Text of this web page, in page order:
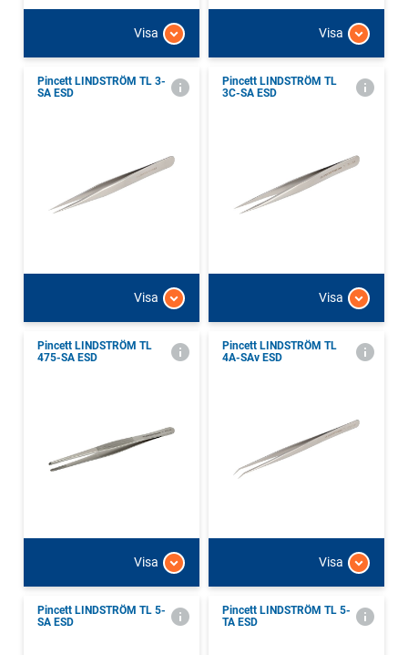
Visa Visa
Pincett LINDSTRÖM TL 3-
SA ESD
Visa
Pincett LINDSTRÖM TL
3C-SA ESD
Visa
Pincett LINDSTRÖM TL
475-SA ESD
Visa
Pincett LINDSTRÖM TL
4A-SAv ESD
Visa
Pincett LINDSTRÖM TL 5-
SA ESD
Pincett LINDSTRÖM TL 5-
TA ESD